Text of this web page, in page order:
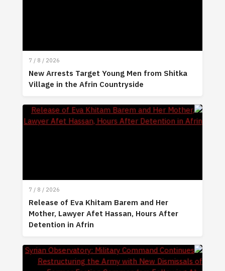
7 / 8 / 2026
New Arrests Target Young Men from Shitka
Village in the Afrin Countryside
7 / 8 / 2026
Release of Eva Khitam Barem and Her
Mother, Lawyer Afet Hassan, Hours After
Detention in Afrin